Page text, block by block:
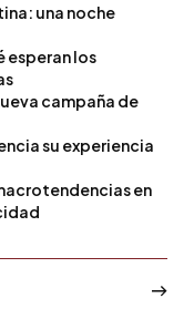
una noche
esperan los
campaña de
su experiencia
en